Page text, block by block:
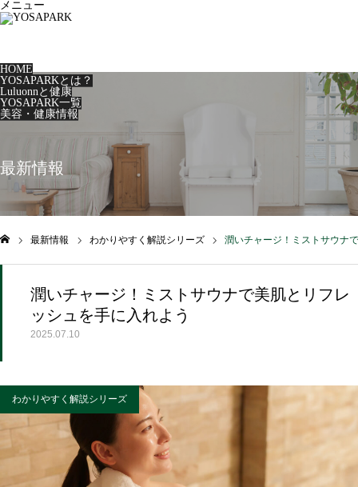
メニュー
HOME
YOSAPARKとは？
Luluonnと健康
YOSAPARK一覧
美容・健康情報
最新情報
最新情報 わかりやすく解説シリーズ 潤いチャージ！ミストサウナ
潤いチャージ！ミストサウナで美肌とリフレ
ッシュを手に入れよう
2025.07.10
わかりやすく解説シリーズ